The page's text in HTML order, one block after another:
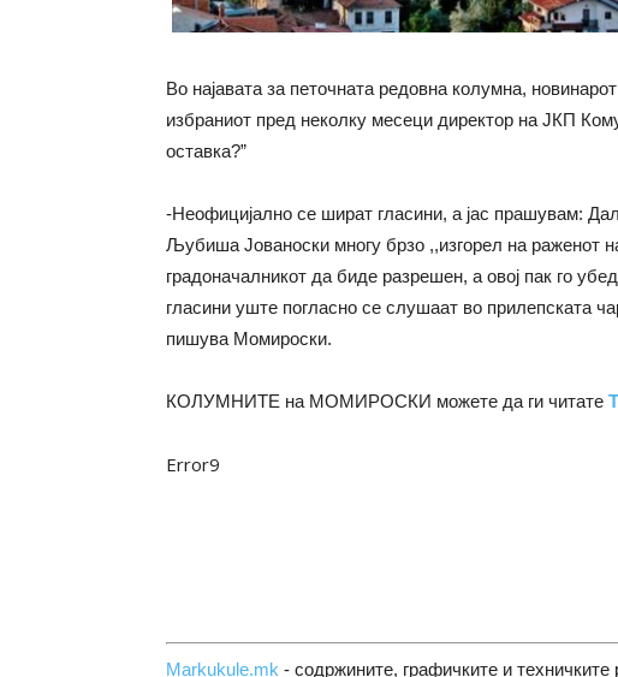
Во најавата за петочната редовна колумна,
избраниот пред неколку месеци директор на ЈКП
оставка?”
-Неофицијално се шират гласини, а јас прашувам:
Љубиша Јованоски многу брзо ,,изгорел на раженот
градоначалникот да биде разрешен, а овој пак го
гласини уште погласно се слушаат во прилепската
пишува Момироски.
КОЛУМНИТЕ на МОМИРОСКИ можете да ги читате
Error9
Markukule.mk - содржините, графичките и